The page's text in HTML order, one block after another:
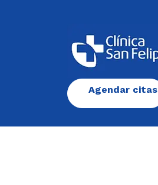
Agendar citas